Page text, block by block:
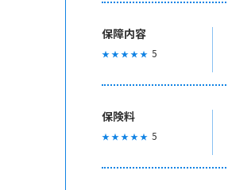
保障内容
★ ★ ★ ★ ★ 5
保険料
★ ★ ★ ★ ★ 5